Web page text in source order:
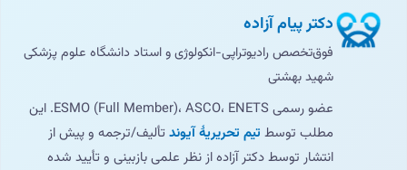
دکتر پیام آزاده
فوق‌تخصص رادیوتراپی-انکولوژی و استاد دانشگاه علوم پزشکی
شهید بهشتی
عضو رسمی ESMO (Full Member)، ASCO، ENETS. این
مطلب توسط تیم تحریریهٔ آیوندتألیف/ترجمه و پیش از
انتشار توسط دکتر آزاده از نظر علمی بازبینی و تأیید شده